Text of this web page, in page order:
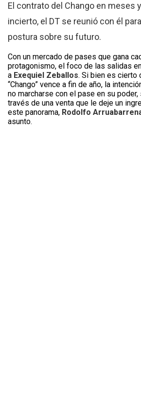
El contrato del Chango en meses
incierto, el DT se reunió con él
postura sobre su futuro.
Con un mercado de pases que gana
protagonismo, el foco de las salidas
a Exequiel Zeballos. Si bien es cierto
“Chango” vence a fin de año, la
no marcharse con el pase en su poder,
través de una venta que le deje un
este panorama, Rodolfo
asunto.